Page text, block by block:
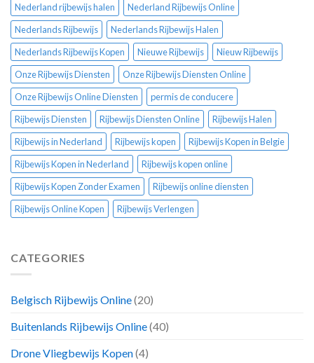
Nederland rijbewijs halen
Nederland Rijbewijs Online
Nederlands Rijbewijs
Nederlands Rijbewijs Halen
Nederlands Rijbewijs Kopen
Nieuwe Rijbewijs
Nieuw Rijbewijs
Onze Rijbewijs Diensten
Onze Rijbewijs Diensten Online
Onze Rijbewijs Online Diensten
permis de conducere
Rijbewijs Diensten
Rijbewijs Diensten Online
Rijbewijs Halen
Rijbewijs in Nederland
Rijbewijs kopen
Rijbewijs Kopen in Belgie
Rijbewijs Kopen in Nederland
Rijbewijs kopen online
Rijbewijs Kopen Zonder Examen
Rijbewijs online diensten
Rijbewijs Online Kopen
Rijbewijs Verlengen
CATEGORIES
Belgisch Rijbewijs Online(20)
Buitenlands Rijbewijs Online(40)
Drone Vliegbewijs Kopen(4)